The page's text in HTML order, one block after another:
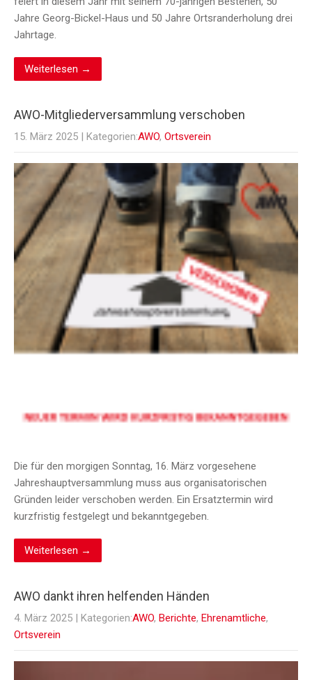
Jahre Georg-Bickel-Haus und 50 Jahre Ortsranderholung drei
Jahrtage.
Weiterlesen →
AWO-Mitgliederversammlung verschoben
15. März 2025 | Kategorien:AWO, Ortsverein
Die für den morgigen Sonntag, 16. März vorgesehene
Jahreshauptversammlung muss aus organisatorischen
Gründen leider verschoben werden. Ein Ersatztermin wird
kurzfristig festgelegt und bekanntgegeben.
Weiterlesen →
AWO dankt ihren helfenden Händen
4. März 2025 | Kategorien:AWO, Berichte, Ehrenamtliche,
Ortsverein